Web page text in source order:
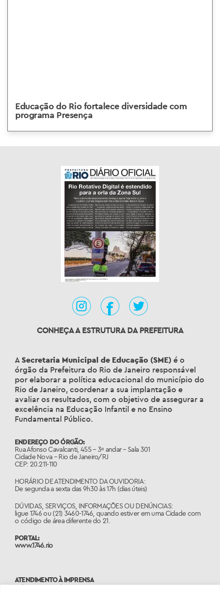
Educação do Rio fortalece diversidade com
programa Presença
CONHEÇA A ESTRUTURA DA PREFEITURA
A Secretaria Municipal de Educação (SME) é o
órgão da Prefeitura do Rio de Janeiro responsável
por elaborar a política educacional do município do
Rio de Janeiro, coordenar a sua implantação e
avaliar os resultados, com o objetivo de assegurar a
excelência na Educação Infantil e no Ensino
Fundamental Público.
ENDEREÇO DO ÓRGÃO:
Rua Afonso Cavalcanti, 455 – 3º andar – Sala 301
Cidade Nova – Rio de Janeiro/RJ
CEP: 20.211-110
HORÁRIO DE ATENDIMENTO DA OUVIDORIA:
De segunda a sexta das 9h30 às 17h (dias úteis)
DÚVIDAS, SERVIÇOS, INFORMAÇÕES OU DENÚNCIAS:
ligue 1746 ou (21) 3460-1746, quando estiver em uma Cidade com
o código de área diferente do 21.
PORTAL:
www.1746.rio
ATENDIMENTO À IMPRENSA
Tels: 2976-2485 | 2976-2498